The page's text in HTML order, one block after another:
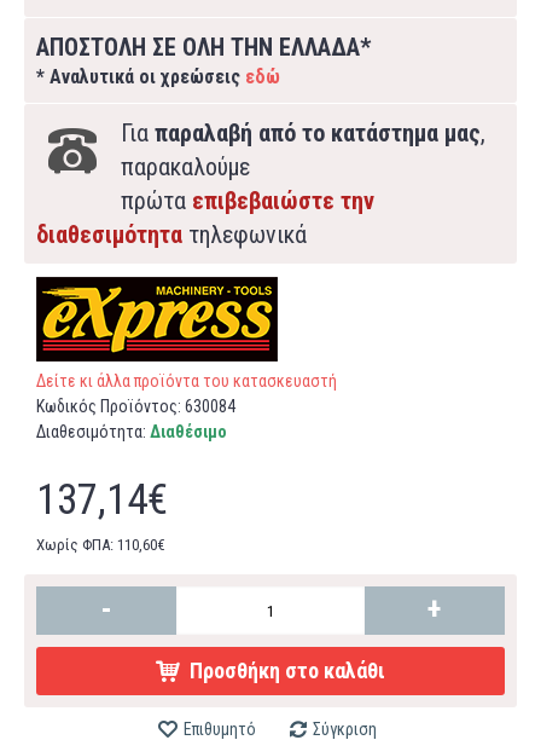
ΑΠΟΣΤΟΛΗ ΣΕ ΟΛΗ ΤΗΝ ΕΛΛΑΔΑ*
* Αναλυτικά οι χρεώσεις εδώ
Για παραλαβή από το κατάστημα μας,
παρακαλούμε
πρώτα επιβεβαιώστε την
διαθεσιμότητα τηλεφωνικά
Δείτε κι άλλα προϊόντα του κατασκευαστή
Κωδικός Προϊόντος: 630084
Διαθεσιμότητα: Διαθέσιμο
137,14€
Χωρίς ΦΠΑ: 110,60€
- +
Προσθήκη στο καλάθι
Επιθυμητό Σύγκριση